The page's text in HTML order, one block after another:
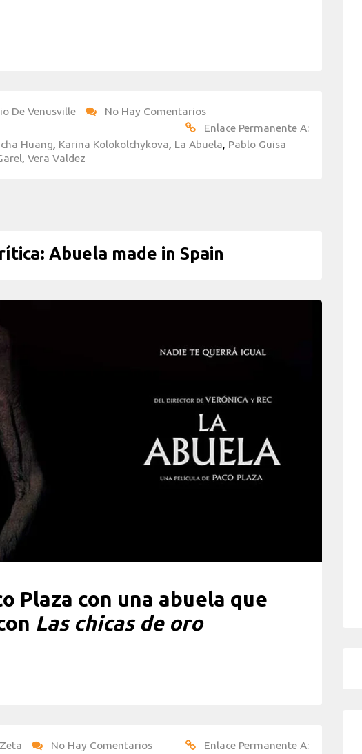
De Venusville
No Hay Comentarios
Enlace Permanente A:
Huang, Karina Kolokolchykova, La Abuela, Pablo Guisa
, Vera Valdez
Abuela made in Spain
Plaza con una abuela que
Las chicas de oro
No Hay Comentarios
Enlace Permanente A: